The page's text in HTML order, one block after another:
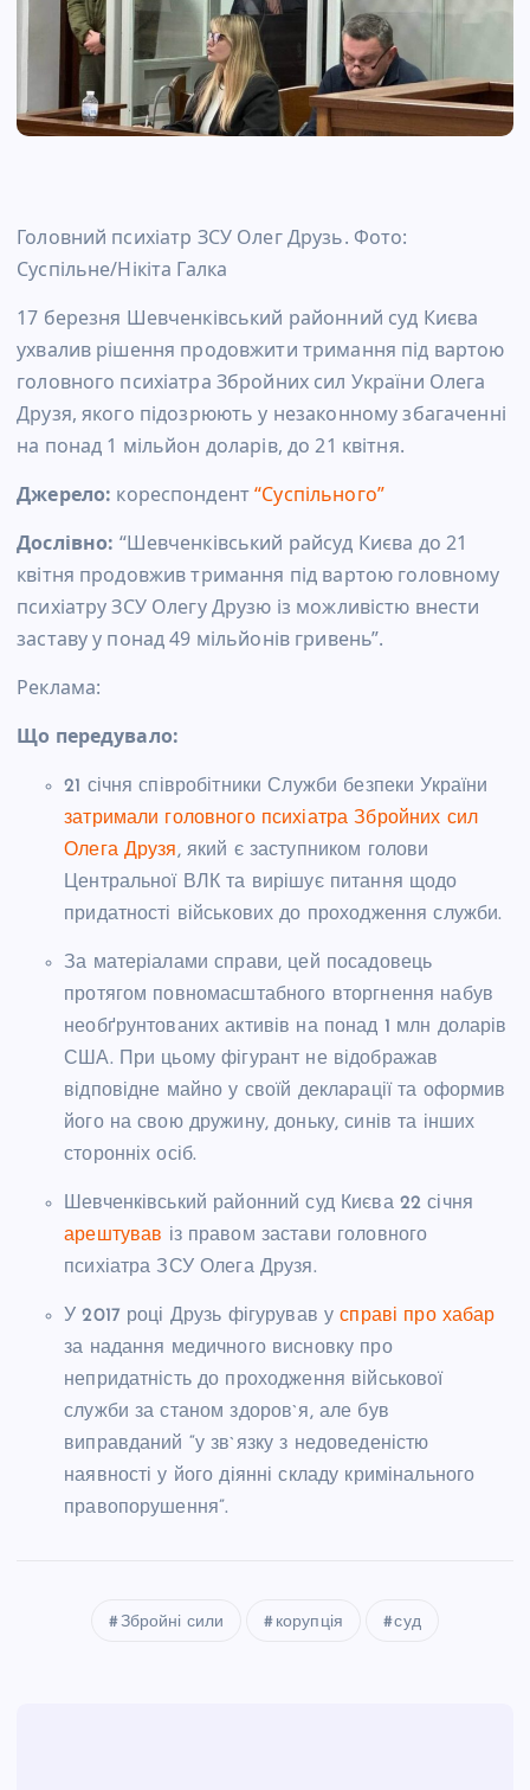
Головний психіатр ЗСУ Олег Друзь. Фото:
Суспільне/Нікіта Галка
17 березня Шевченківський районний суд Києва
ухвалив рішення продовжити тримання під вартою
головного психіатра Збройних сил України Олега
Друзя, якого підозрюють у незаконному збагаченні
на понад 1 мільйон доларів, до 21 квітня.
Джерело: кореспондент“Суспільного”
Дослівно: “Шевченківський райсуд Києва до 21
квітня продовжив тримання під вартою головному
психіатру ЗСУ Олегу Друзю із можливістю внести
заставу у понад 49 мільйонів гривень”.
Реклама:
Що передувало:
21 січня співробітники Служби безпеки України
затримали головного психіатра Збройних сил
Олега Друзя, який є заступником голови
Центральної ВЛК та вирішує питання щодо
придатності військових до проходження служби.
За матеріалами справи, цей посадовець
протягом повномасштабного вторгнення набув
необґрунтованих активів на понад 1 млн доларів
США. При цьому фігурант не відображав
відповідне майно у своїй декларації та оформив
його на свою дружину, доньку, синів та інших
сторонніх осіб.
Шевченківський районний суд Києва 22 січня
арештував із правом застави головного
психіатра ЗСУ Олега Друзя.
У 2017 році Друзь фігурував усправі про хабар
за надання медичного висновку про
непридатність до проходження військової
служби за станом здоров`я, але був
виправданий “у зв`язку з недоведеністю
наявності у його діянні складу кримінального
правопорушення”.
Збройні сили корупція суд